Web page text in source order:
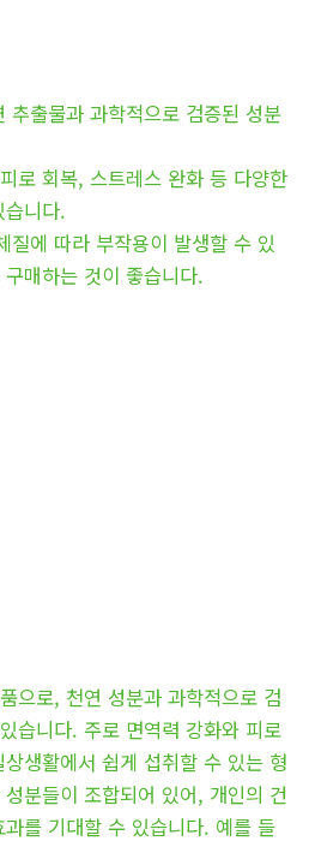
추출물과 과학적으로 검증된 성분
로 회복, 스트레스 완화 등 다양한
니다.
질에 따라 부작용이 발생할 수 있
매하는 것이 좋습니다.
으로, 천연 성분과 과학적으로 검
습니다. 주로 면역력 강화와 피로
생활에서 쉽게 섭취할 수 있는 형
분들이 조합되어 있어, 개인의 건
를 기대할 수 있습니다. 예를 들